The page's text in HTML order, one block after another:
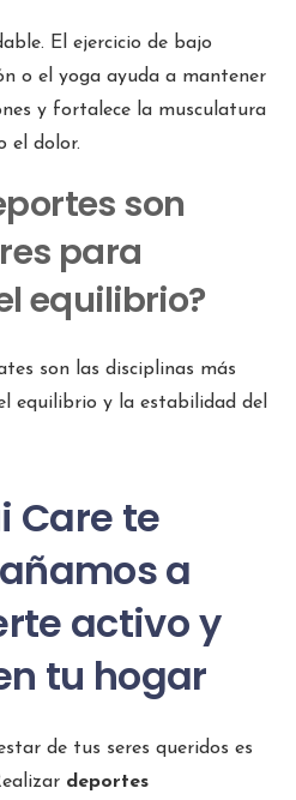
El ejercicio de bajo
o el yoga ayuda a mantener
y fortalece la musculatura
el dolor.
son
para
equilibrio?
son las disciplinas más
equilibrio y la estabilidad del
Care te
a
activo y
tu hogar
de tus seres queridos es
deportes